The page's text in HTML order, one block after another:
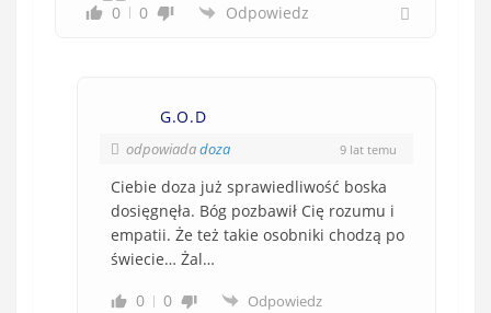
0 0 Odpowiedz
G.O.D
odpowiadadoza 9 lat temu
Ciebie doza już sprawiedliwość boska
dosięgnęła. Bóg pozbawił Cię rozumu i
empatii. Że też takie osobniki chodzą po
świecie… Żal…
0
0 Odpowiedz